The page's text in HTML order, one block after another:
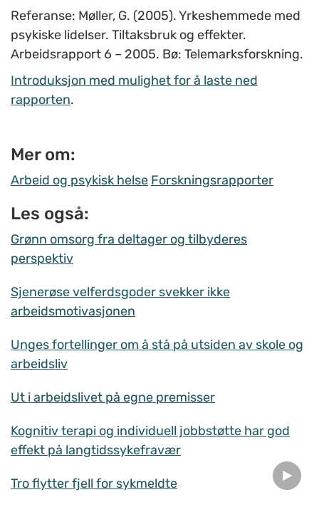
Referanse: Møller, G. (2005). Yrkeshemmede med
psykiske lidelser. Tiltaksbruk og effekter.
Arbeidsrapport 6 – 2005. Bø: Telemarksforskning.
Introduksjon med mulighet for å laste ned
rapporten.
Mer om:
Arbeid og psykisk helse Forskningsrapporter
Les også:
Grønn omsorg fra deltager og tilbyderes
perspektiv
Sjenerøse velferdsgoder svekker ikke
arbeidsmotivasjonen
Unges fortellinger om å stå på utsiden av skole og
arbeidsliv
Ut i arbeidslivet på egne premisser
Kognitiv terapi og individuell jobbstøtte har god
effekt på langtidssykefravær
Tro flytter fjell for sykmeldte